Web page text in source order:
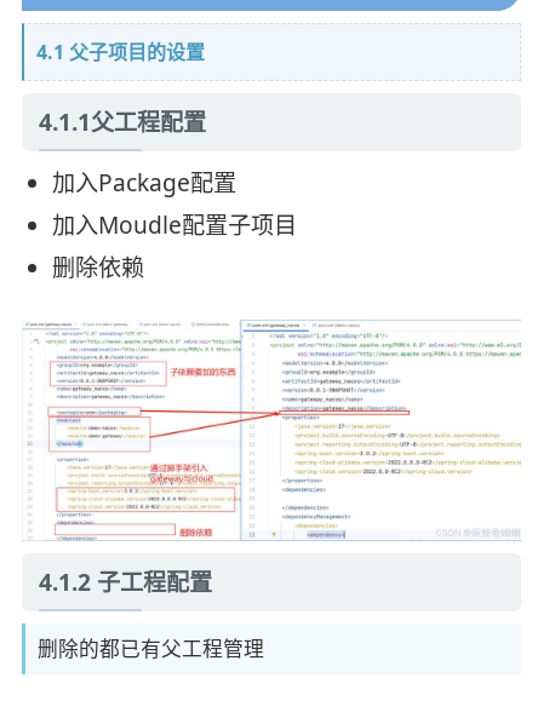
4.1 父子项目的设置
4.1.1父工程配置
加入Package配置
加入Moudle配置子项目
删除依赖
4.1.2 子工程配置
删除的都已有父工程管理